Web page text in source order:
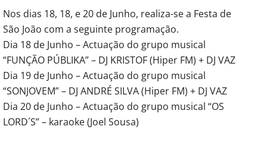
Nos dias 18, 18, e 20 de Junho, realiza-se a Festa de
São João com a seguinte programação.
Dia 18 de Junho – Actuação do grupo musical
“FUNÇÃO PÚBLIKA” – DJ KRISTOF (Hiper FM) + DJ VAZ
Dia 19 de Junho – Actuação do grupo musical
“SONJOVEM” – DJ ANDRÉ SILVA (Hiper FM) + DJ VAZ
Dia 20 de Junho – Actuação do grupo musical “OS
LORD´S” – karaoke (Joel Sousa)